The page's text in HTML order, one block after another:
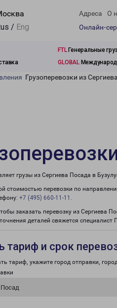
/ Eng
Адреса О
Онлайн-
FTLГенеральные
GLOBAL
Грузоперевозки из
грузы из Сергиева Посада в
стоимостью перевозки по
+7 (495) 660-11-11 .
заказать перевозку из Сергиева
деталей свяжется специалист
тариф и срок
тариф, укажите город отправки,
Посад